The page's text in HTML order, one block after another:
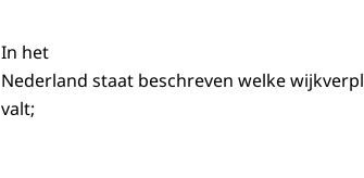
In het
Nederland staat beschreven welke
valt;